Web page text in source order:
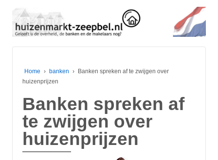
Home › banken ›
Banken spreken af te zwijgen over
huizenprijzen
Banken spreken af
te zwijgen over
huizenprijzen